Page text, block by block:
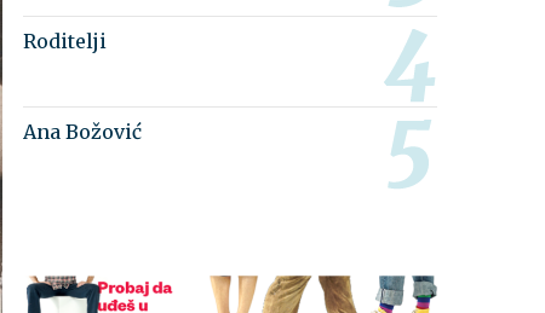
Roditelji
Ana Božović